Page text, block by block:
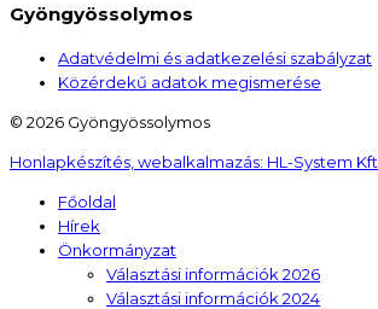
Gyöngyössolymos
Adatvédelmi és adatkezelési szabályzat
Közérdekű adatok megismerése
© 2026 Gyöngyössolymos
Honlapkészítés, webalkalmazás: HL-System Kft.
Főoldal
Hírek
Önkormányzat
Választási információk 2026
Választási információk 2024